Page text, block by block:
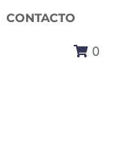
CONTACTO
0